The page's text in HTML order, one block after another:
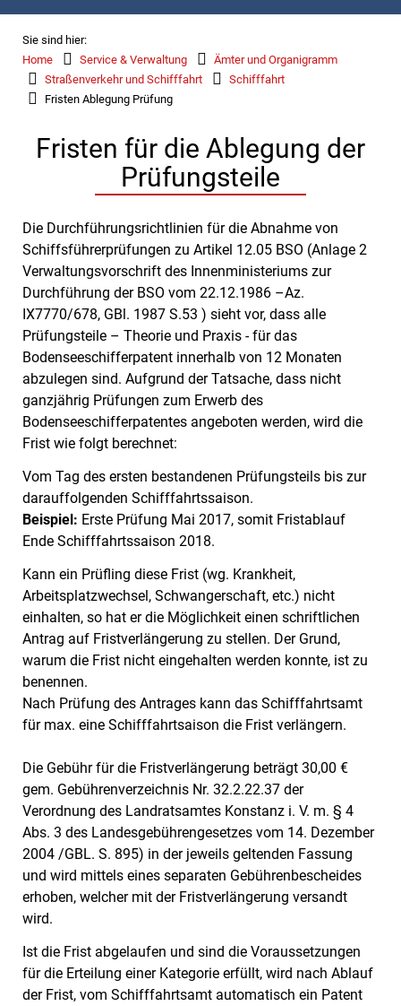
Sie sind hier:
Home
Service & Verwaltung
Ämter und Organigramm
Straßenverkehr und Schifffahrt
Schifffahrt
Fristen Ablegung Prüfung
Fristen für die Ablegung der
Prüfungsteile
Die Durchführungsrichtlinien für die Abnahme von
Schiffsführerprüfungen zu Artikel 12.05 BSO (Anlage 2
Verwaltungsvorschrift des Innenministeriums zur
Durchführung der BSO vom 22.12.1986 –Az.
IX7770/678, GBl. 1987 S.53 ) sieht vor, dass alle
Prüfungsteile – Theorie und Praxis - für das
Bodenseeschifferpatent innerhalb von 12 Monaten
abzulegen sind. Aufgrund der Tatsache, dass nicht
ganzjährig Prüfungen zum Erwerb des
Bodenseeschifferpatentes angeboten werden, wird die
Frist wie folgt berechnet:
Vom Tag des ersten bestandenen Prüfungsteils bis zur
darauffolgenden Schifffahrtssaison.
Beispiel: Erste Prüfung Mai 2017, somit Fristablauf
Ende Schifffahrtssaison 2018.
Kann ein Prüfling diese Frist (wg. Krankheit,
Arbeitsplatzwechsel, Schwangerschaft, etc.) nicht
einhalten, so hat er die Möglichkeit einen schriftlichen
Antrag auf Fristverlängerung zu stellen. Der Grund,
warum die Frist nicht eingehalten werden konnte, ist zu
benennen.
Nach Prüfung des Antrages kann das Schifffahrtsamt
für max. eine Schifffahrtsaison die Frist verlängern.
Die Gebühr für die Fristverlängerung beträgt 30,00 €
gem. Gebührenverzeichnis Nr. 32.2.22.37 der
Verordnung des Landratsamtes Konstanz i. V. m. § 4
Abs. 3 des Landesgebührengesetzes vom 14. Dezember
2004 /GBL. S. 895) in der jeweils geltenden Fassung
und wird mittels eines separaten Gebührenbescheides
erhoben, welcher mit der Fristverlängerung versandt
wird.
Ist die Frist abgelaufen und sind die Voraussetzungen
für die Erteilung einer Kategorie erfüllt, wird nach Ablauf
der Frist, vom Schifffahrtsamt automatisch ein Patent